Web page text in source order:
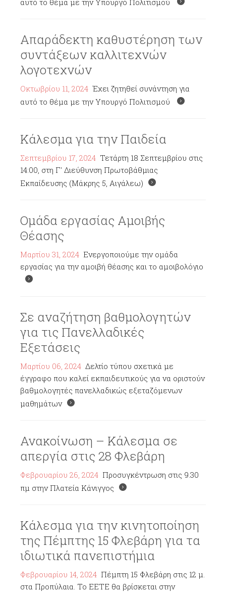
αυτό το θέμα με την Υπουργό Πολιτισμού
Απαράδεκτη καθυστέρηση των
συντάξεων καλλιτεχνών
λογοτεχνών
Οκτωβρίου 11, 2024 Έχει ζητηθεί συνάντηση για
αυτό το θέμα με την Υπουργό Πολιτισμού
Κάλεσμα για την Παιδεία
Σεπτεμβρίου 17, 2024 Τετάρτη 18 Σεπτεμβρίου στις
14:00, στη Γ' Διεύθυνση Πρωτοβάθμιας
Εκπαίδευσης (Μάκρης 5, Αιγάλεω)
Ομάδα εργασίας Αμοιβής
Θέασης
Μαρτίου 31, 2024 Ενεργοποιούμε την ομάδα
εργασίας για την αμοιβή θέασης και το αμοιβολόγιο
Σε αναζήτηση βαθμολογητών
για τις Πανελλαδικές
Εξετάσεις
Μαρτίου 06, 2024 Δελτίο τύπου σχετικά με
έγγραφο που καλεί εκπαιδευτικούς για να οριστούν
βαθμολογητές πανελλαδικώς εξεταζόμενων
μαθημάτων
Ανακοίνωση – Κάλεσμα σε
απεργία στις 28 Φλεβάρη
Φεβρουαρίου 26, 2024 Προσυγκέντρωση στις 9.30
πμ στην Πλατεία Κάνιγγος
Κάλεσμα για την κινητοποίηση
της Πέμπτης 15 Φλεβάρη για τα
ιδιωτικά πανεπιστήμια
Φεβρουαρίου 14, 2024 Πέμπτη 15 Φλεβάρη στις 12 μ.
στα Προπύλαια. Το ΕΕΤΕ θα βρίσκεται στην